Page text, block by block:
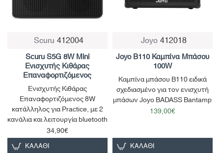
Scuru 412004
Scuru S5G 8W Mini
Ενισχυτής Κιθάρας
Επαναφορτιζόμενος
Ενισχυτής Κιθάρας
Επαναφορτιζόμενος 8W
κατάλληλος για Practice, με 2
κανάλια και λειτουργία bluetooth
34,90€
ΚΑΛΆΘΙ
Joyo412018
Joyo B110 Καμπίνα Μπάσου
100W
Καμπίνα μπάσου B110 ειδικά
σχεδιασμένο για τον ενισχυτή
μπάσων Joyo BADASS Bantamp
139,00€
ΚΑΛΆΘΙ